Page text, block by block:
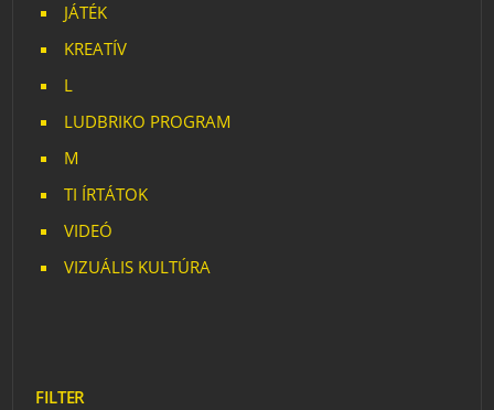
JÁTÉK
KREATÍV
L
LUDBRIKO PROGRAM
M
TI ÍRTÁTOK
VIDEÓ
VIZUÁLIS KULTÚRA
FILTER